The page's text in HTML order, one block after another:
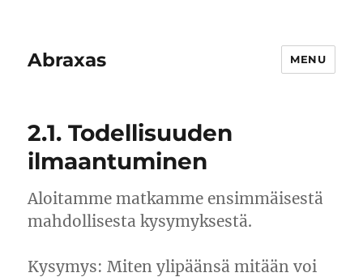
Abraxas MENU
2.1. Todellisuuden
ilmaantuminen
Aloitamme matkamme ensimmäisestä
mahdollisesta kysymyksestä.
Kysymys: Miten ylipäänsä mitään voi